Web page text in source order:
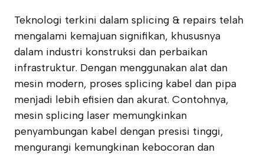
Teknologi terkini dalam splicing & repairs telah
mengalami kemajuan signifikan, khususnya
dalam industri konstruksi dan perbaikan
infrastruktur. Dengan menggunakan alat dan
mesin modern, proses splicing kabel dan pipa
menjadi lebih efisien dan akurat. Contohnya,
mesin splicing laser memungkinkan
penyambungan kabel dengan presisi tinggi,
mengurangi kemungkinan kebocoran dan